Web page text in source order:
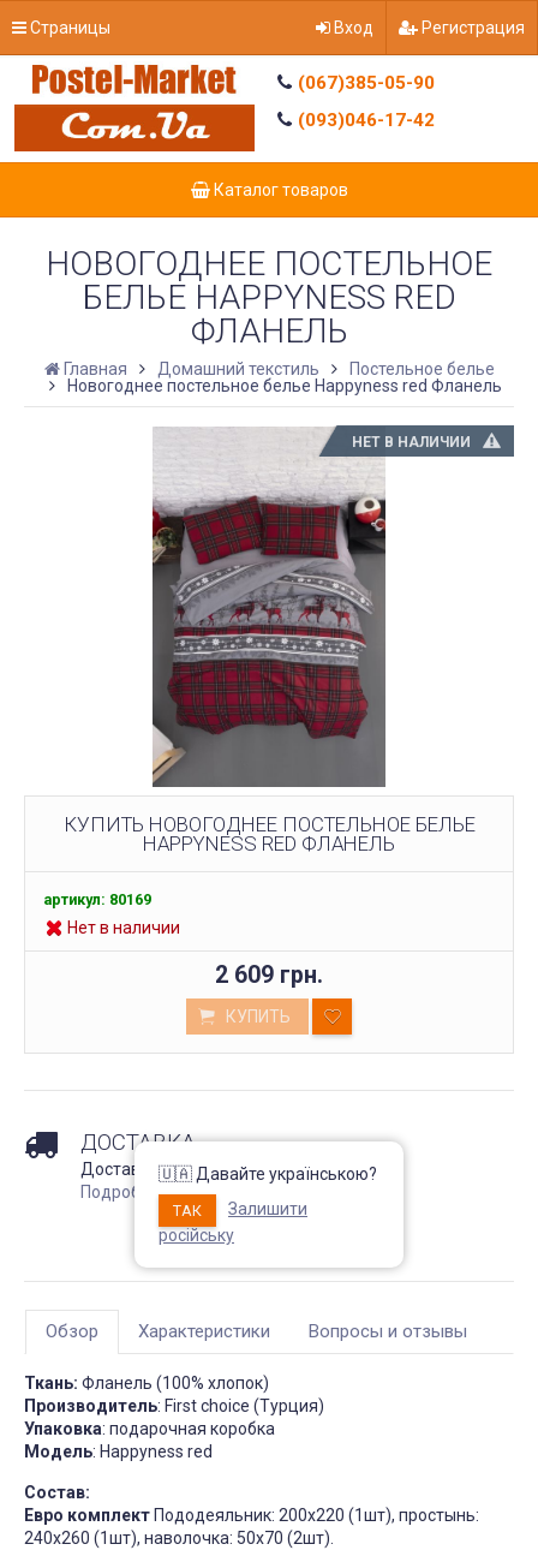
Страницы Вход Регистрация
(067)385-05-90
(093)046-17-42
Каталог товаров
Непромокаемый чехол на
Запитання 91905
Розмір 180 на 200, має
висоту лише 20 см матрас:
підійде цей варіант? Чи не
створює цей матеріал
шурхотіння при
користуванні??! Він як чохол
чи односторонній? Дякую
за відповідь
4 апреля 2026 09:11
Чехол на кресло с
Чохол пдійшов
дні а відправили через
днів та не попередили
6 марта
НОВОГОДНЕЕ ПОСТЕЛЬНОЕ
БЕЛЬЕ HAPPYNESS RED
ФЛАНЕЛЬ
Главная Домашний текстиль
Постельное белье
Новогоднее постельное белье Happyness red Фланель
НЕТ В НАЛИЧИИ
КУПИТЬ НОВОГОДНЕЕ ПОСТЕЛЬНОЕ БЕЛЬЕ
HAPPYNESS RED ФЛАНЕЛЬ
артикул: 80169
Нет в наличии
2 609 грн.
КУПИТЬ
ДОСТАВКА
Доставка по регионам Украины !
Подробнее
Обзор Характеристики Вопросы и отзывы
Ткань: Фланель (100% хлопок)
Производитель: First choice (Турция)
Упаковка: подарочная коробка
Модель: Happyness red
Состав:
Евро комплект Пододеяльник: 200х220 (1шт), простынь:
240х260 (1шт), наволочка: 50х70 (2шт).
🇺🇦 Давайте українською?
ТАК
Залишити
російську